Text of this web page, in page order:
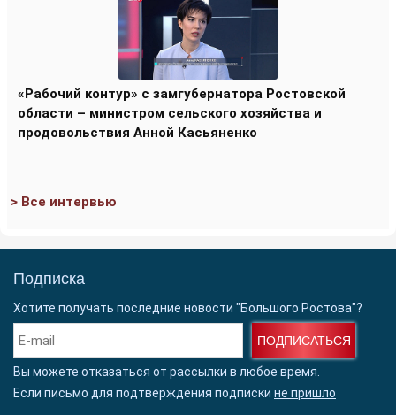
«Рабочий контур» с замгубернатора Ростовской
области – министром сельского хозяйства и
продовольствия Анной Касьяненко
> Все интервью
Подписка
Хотите получать последние новости "Большого Ростова"?
ПОДПИСАТЬСЯ
Вы можете отказаться от рассылки в любое время.
Если письмо для подтверждения подписки не пришло